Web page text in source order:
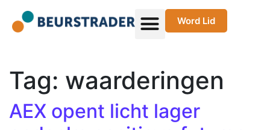
Word Lid
Tag: waarderingen
AEX opent licht lager